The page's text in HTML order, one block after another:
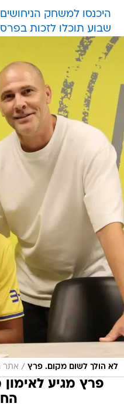
היכנסו למשחק
שבוע תוכלו לזכות
לא הולך לשום מקום. פרץ / אתר
פרץ מגיע